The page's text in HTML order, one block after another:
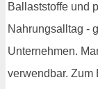
Ballaststoffe und
Nahrungsalltag -
Unternehmen.
verwendbar. Zum